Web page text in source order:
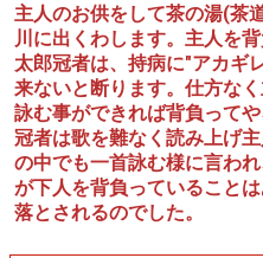
主人のお供をして茶の湯(茶
川に出くわします。主人を
太郎冠者は、持病に"アカギ
来ないと断ります。仕方な
詠む事ができれば背負って
冠者は歌を難なく読み上げ
の中でも一首詠む様に言わ
が下人を背負っていること
落とされるのでした。